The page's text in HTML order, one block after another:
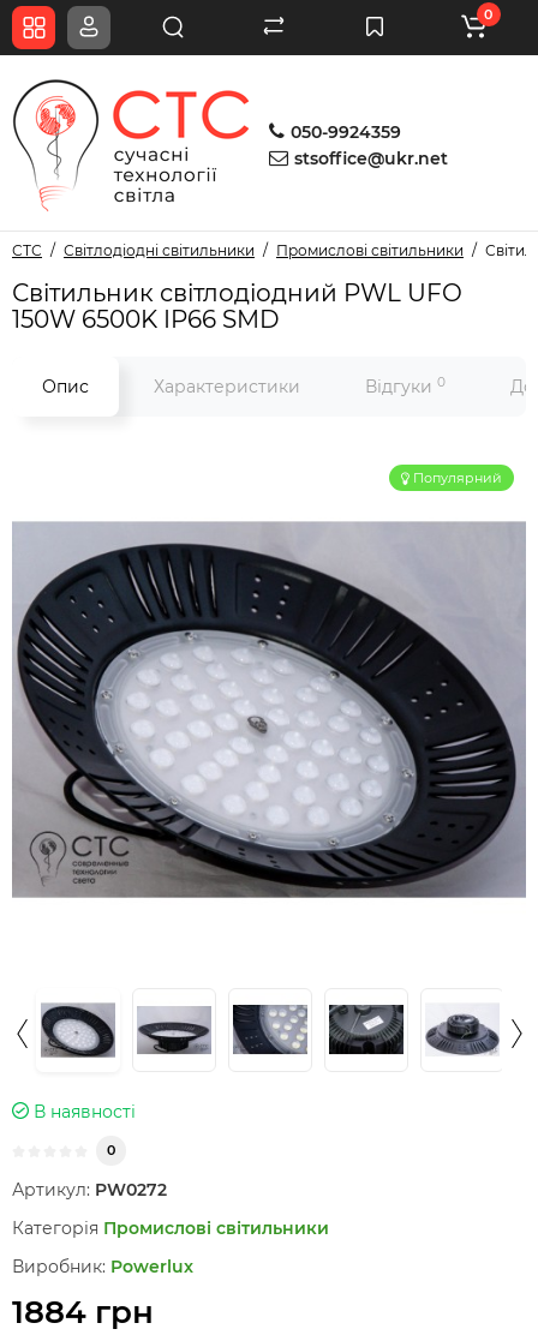
050-9924359
stsoffice@ukr.net
0
СТС Світлодіодні світильники Промислові світильники
Світильник світлодіодний PWL UFO
150W 6500K IP66 SMD
Опис Характеристики Відгуки 0
Популярний
В наявності
0
Артикул: PW0272
Категорія Промислові світильники
Виробник: Powerlux
1884 грн